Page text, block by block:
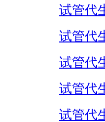
试管代
试管代
试管代
试管代
试管代